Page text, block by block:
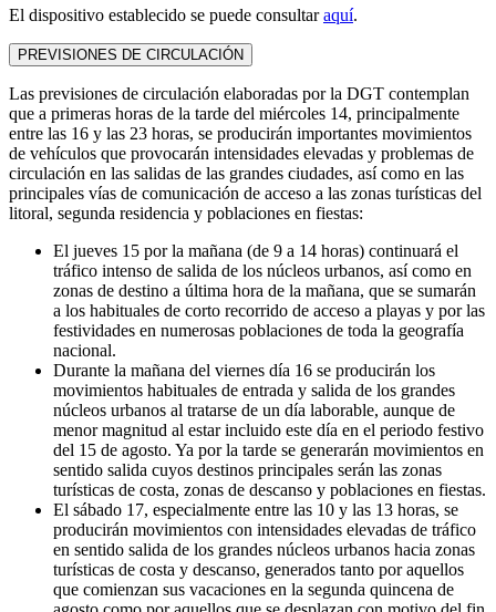
El dispositivo establecido se puede consultaraquí.
PREVISIONES DE CIRCULACIÓN
Las previsiones de circulación elaboradas por la DGT contemplan
que a primeras horas de la tarde del miércoles 14, principalmente
entre las 16 y las 23 horas, se producirán importantes movimientos
de vehículos que provocarán intensidades elevadas y problemas de
circulación en las salidas de las grandes ciudades, así como en las
principales vías de comunicación de acceso a las zonas turísticas del
litoral, segunda residencia y poblaciones en fiestas:
El jueves 15 por la mañana (de 9 a 14 horas) continuará el
tráfico intenso de salida de los núcleos urbanos, así como en
zonas de destino a última hora de la mañana, que se sumarán
a los habituales de corto recorrido de acceso a playas y por las
festividades en numerosas poblaciones de toda la geografía
nacional.
Durante la mañana del viernes día 16 se producirán los
movimientos habituales de entrada y salida de los grandes
núcleos urbanos al tratarse de un día laborable, aunque de
menor magnitud al estar incluido este día en el periodo festivo
del 15 de agosto. Ya por la tarde se generarán movimientos en
sentido salida cuyos destinos principales serán las zonas
turísticas de costa, zonas de descanso y poblaciones en fiestas.
El sábado 17, especialmente entre las 10 y las 13 horas, se
producirán movimientos con intensidades elevadas de tráfico
en sentido salida de los grandes núcleos urbanos hacia zonas
turísticas de costa y descanso, generados tanto por aquellos
que comienzan sus vacaciones en la segunda quincena de